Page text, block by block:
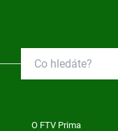
O FTV Prima